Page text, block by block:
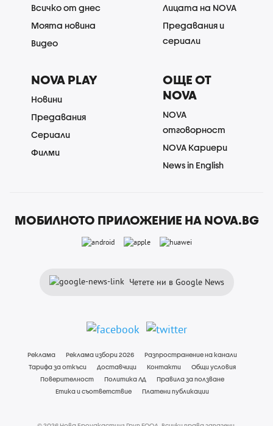
Всичко от днес
Моята новина
Видео
Лицата на NOVA
Предавания и
сериали
NOVA PLAY
Новини
Предавания
Сериали
Филми
ОЩЕ ОТ
NOVA
NOVA
отговорност
NOVA Кариери
News in English
МОБИЛНОТО ПРИЛОЖЕНИЕ НА NOVA.BG
Четете ни в Google News
Реклама Реклама избори 2026
Разпространение на канали
Тарифа за откъси
Доставчици Контакти
Общи условия
Поверителност
Политика ЛД
Правила за ползване
Етика и съответствие
Платени публикации